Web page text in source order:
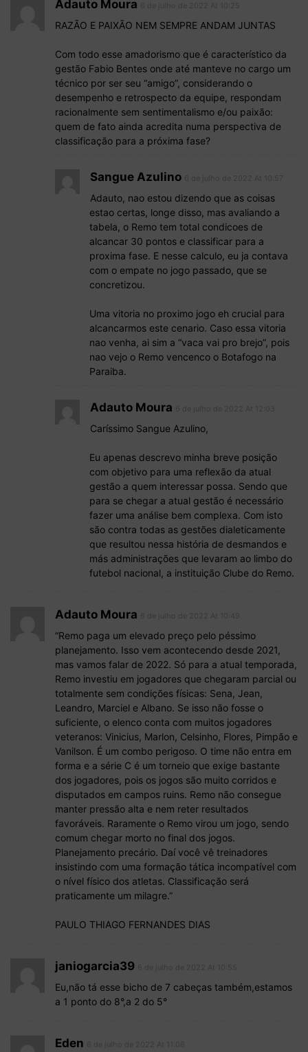
Adauto Moura
RAZÃO E PAIXÃO NEM SEMPRE ANDAM JUNTAS
Com todo esse amadorismo que é característico da
gestão Fabio Bentes onde até manteve no cargo um
técnico por ser seu “amigo”, considerando o
desempenho e retrospecto da equipe, respondam
racionalmente sem sentimentalismo e/ou paixão:
quem de fato ainda acredita numa perspectiva de
classificação para a próxima fase?
Sangue Azulino
Adauto, nao estou dizendo que as coisas
estao certas, longe disso, mas avaliando a
tabela, o Remo tem total condicoes de
alcancar 30 pontos e classificar para a
proxima fase. E nesse calculo, eu ja contava
com o empate no jogo passado, que se
concretizou.
Uma vitoria no proximo jogo eh crucial para
alcancarmos este cenario. Caso essa vitoria
nao venha, ai sim a “vaca vai pro brejo”, pois
nao vejo o Remo vencenco o Botafogo na
Paraiba.
Adauto Moura
Caríssimo Sangue Azulino,
Eu apenas descrevo minha breve posição
com objetivo para uma reflexão da atual
gestão a quem interessar possa. Sendo que
para se chegar a atual gestão é necessário
fazer uma análise bem complexa. Com isto
são contra todas as gestões dialeticamente
que resultou nessa história de desmandos e
más administrações que levaram ao limbo do
futebol nacional, a instituição Clube do Remo.
Adauto Moura
“Remo paga um elevado preço pelo péssimo
planejamento. Isso vem acontecendo desde 2021,
mas vamos falar de 2022. Só para a atual temporada,
Remo investiu em jogadores que chegaram parcial ou
totalmente sem condições físicas: Sena, Jean,
Leandro, Marciel e Albano. Se isso não fosse o
suficiente, o elenco conta com muitos jogadores
veteranos: Vinicius, Marlon, Celsinho, Flores, Pimpão e
Vanilson. É um combo perigoso. O time não entra em
forma e a série C é um torneio que exige bastante
dos jogadores, pois os jogos são muito corridos e
disputados em campos ruins. Remo não consegue
manter pressão alta e nem reter resultados
favoráveis. Raramente o Remo virou um jogo, sendo
comum chegar morto no final dos jogos.
Planejamento precário. Daí você vê treinadores
insistindo com uma formação tática incompatível com
o nível físico dos atletas. Classificação será
praticamente um milagre.”
PAULO THIAGO FERNANDES DIAS
janiogarcia39
Eu,não tá esse bicho de 7 cabeças também,estamos
a 1 ponto do 8°,a 2 do 5°
Eden